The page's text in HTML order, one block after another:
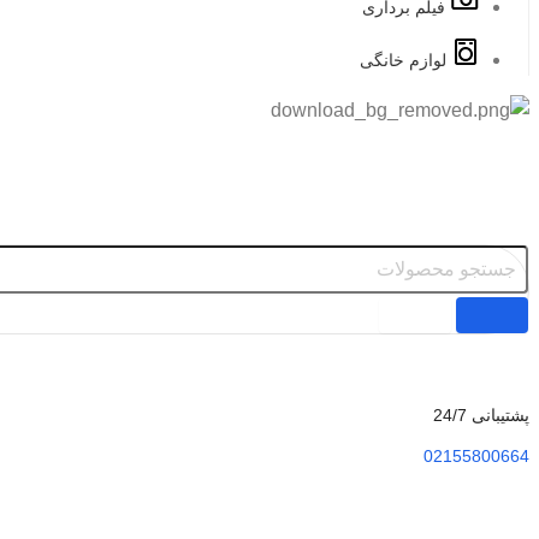
فیلم برداری
لوازم خانگی
پشتیبانی 24/7
02155800664